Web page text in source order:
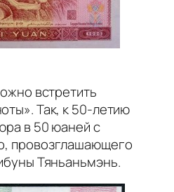
встретить
Так, к 50-летию
в 50 юаней с
провозглашающего
Тяньаньмэнь.